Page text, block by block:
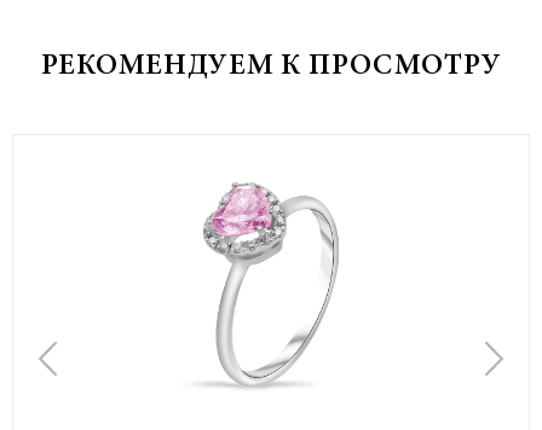
РЕКОМЕНДУЕМ К ПРОСМОТРУ